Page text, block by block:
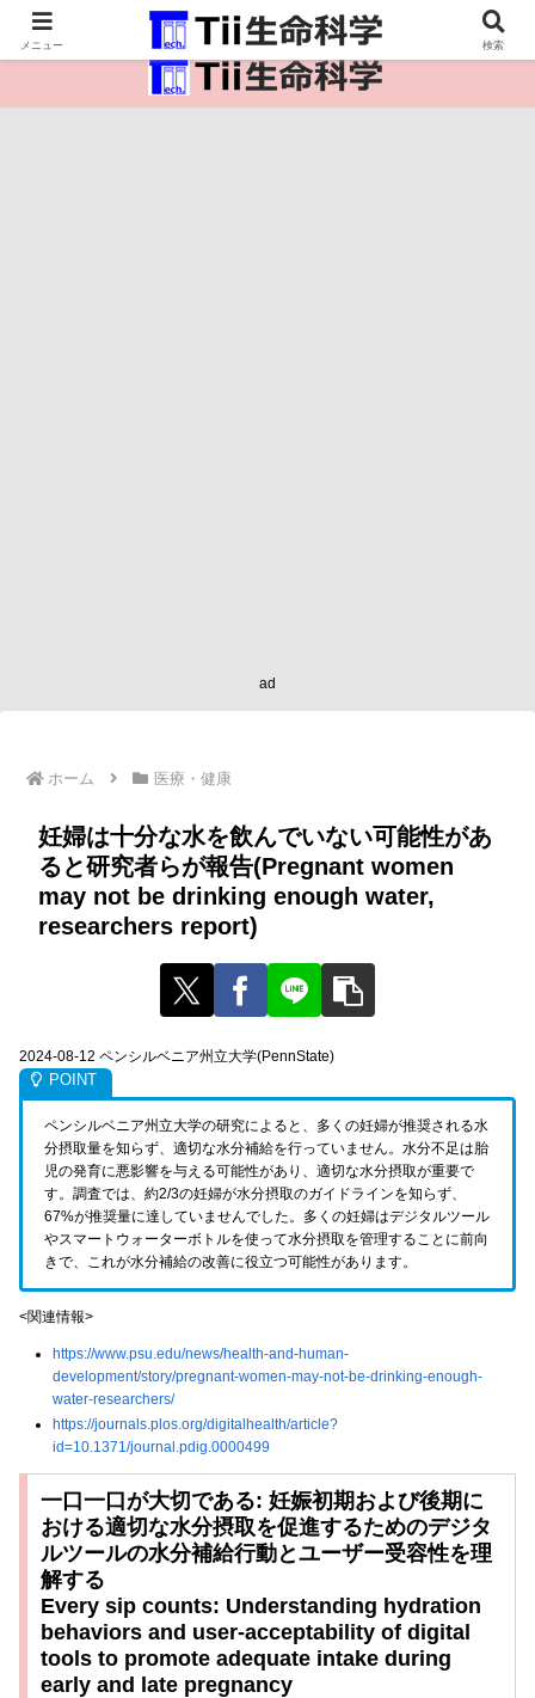
医療保健・生命・生物の情報インフラ。
ad
ホーム 医療・健康
妊婦は十分な水を飲んでいない可能性があ
ると研究者らが報告(Pregnant women
may not be drinking enough water,
researchers report)
2024-08-12 ペンシルベニア州立大学(PennState)
ペンシルベニア州立大学の研究によると、多くの妊婦が推奨される水
分摂取量を知らず、適切な水分補給を行っていません。水分不足は胎
児の発育に悪影響を与える可能性があり、適切な水分摂取が重要で
す。調査では、約2/3の妊婦が水分摂取のガイドラインを知らず、
67%が推奨量に達していませんでした。多くの妊婦はデジタルツール
やスマートウォーターボトルを使って水分摂取を管理することに前向
きで、これが水分補給の改善に役立つ可能性があります。
<関連情報>
https://www.psu.edu/news/health-and-human-
development/story/pregnant-women-may-not-be-drinking-enough-
water-researchers/
https://journals.plos.org/digitalhealth/article?
id=10.1371/journal.pdig.0000499
一口一口が大切である: 妊娠初期および後期に
おける適切な水分摂取を促進するためのデジタ
ルツールの水分補給行動とユーザー受容性を理
解する
Every sip counts: Understanding hydration
behaviors and user-acceptability of digital
tools to promote adequate intake during
early and late pregnancy
メニュー 検索